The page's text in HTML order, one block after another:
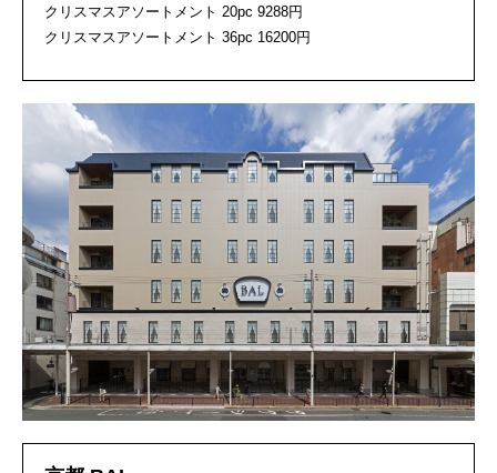
クリスマスアソートメント 20pc 9288円
クリスマスアソートメント 36pc 16200円